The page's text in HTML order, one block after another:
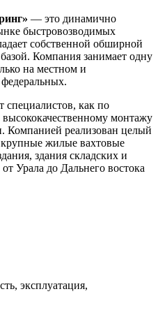
— это динамично
быстровозводимых
собственной обширной
Компания занимает одну
на местном и
специалистов, как по
монтажу
Компанией реализован целый
крупные жилые вахтовые
здания складских и
Урала до Дальнего востока
эксплуатация,